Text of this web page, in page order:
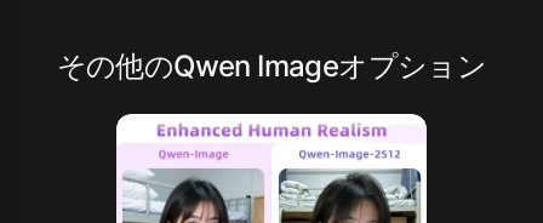
その他のQwen Imageオプション